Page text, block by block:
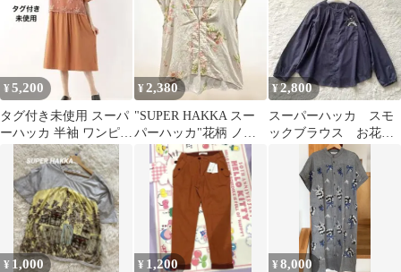
¥5,200
タグ付き未使用 スーパ
ーハッカ 半袖 ワンピー
¥2,380
"SUPER HAKKA スー
パーハッカ"花柄 ノー
スリーブ ブラウス ※リ
ペア
¥2,800
スーパーハッカ スモ
ックブラウス お花の
刺繍 ネイビー ノー
カラー
¥ 1,000 ¥ 1,200 ¥8,000